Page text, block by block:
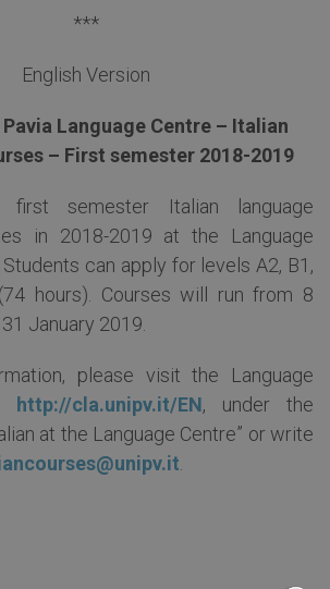
***
English Version
Language Centre – Italian
– First semester 2018-2019
first semester Italian language
in 2018-2019 at the Language
can apply for levels A2, B1,
hours). Courses will run from 8
January 2019.
please visit the Language
http://cla.unipv.it/EN, under the
at the Language Centre” or write